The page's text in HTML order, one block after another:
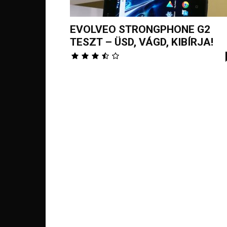
EVOLVEO STRONGPHONE G2
TESZT – ÜSD, VÁGD, KIBÍRJA!